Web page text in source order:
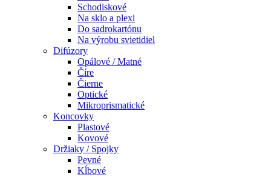
Schodiskové
Na sklo a plexi
Do sadrokartónu
Na výrobu svietidiel
Difúzory
Opálové / Matné
Číre
Čierne
Optické
Mikroprismatické
Koncovky
Plastové
Kovové
Držiaky / Spojky
Pevné
Kĺbové